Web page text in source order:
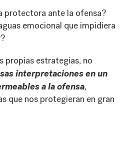
protectora ante la ofensa?
emocional que impidiera
propias estrategias, no
interpretaciones en un
a la ofensa,
que nos protegieran en gran